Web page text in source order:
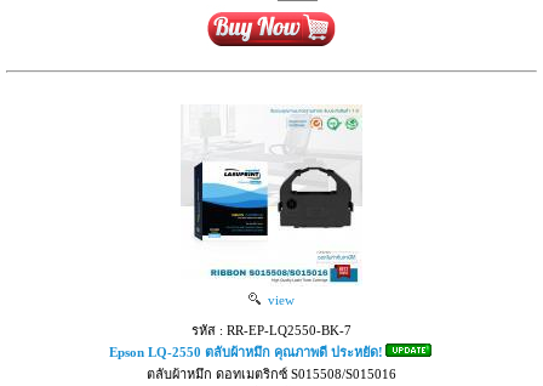
view
รหัส : RR-EP-LQ2550-BK-7
Epson LQ-2550 ตลับผ้าหมึก คุณภาพดี ประหยัด!
ตลับผ้าหมึก ดอทเมตริกซ์ S015508/S015016